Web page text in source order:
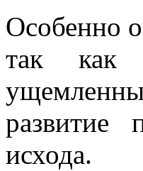
Особенно
так как
развитие
исхода.